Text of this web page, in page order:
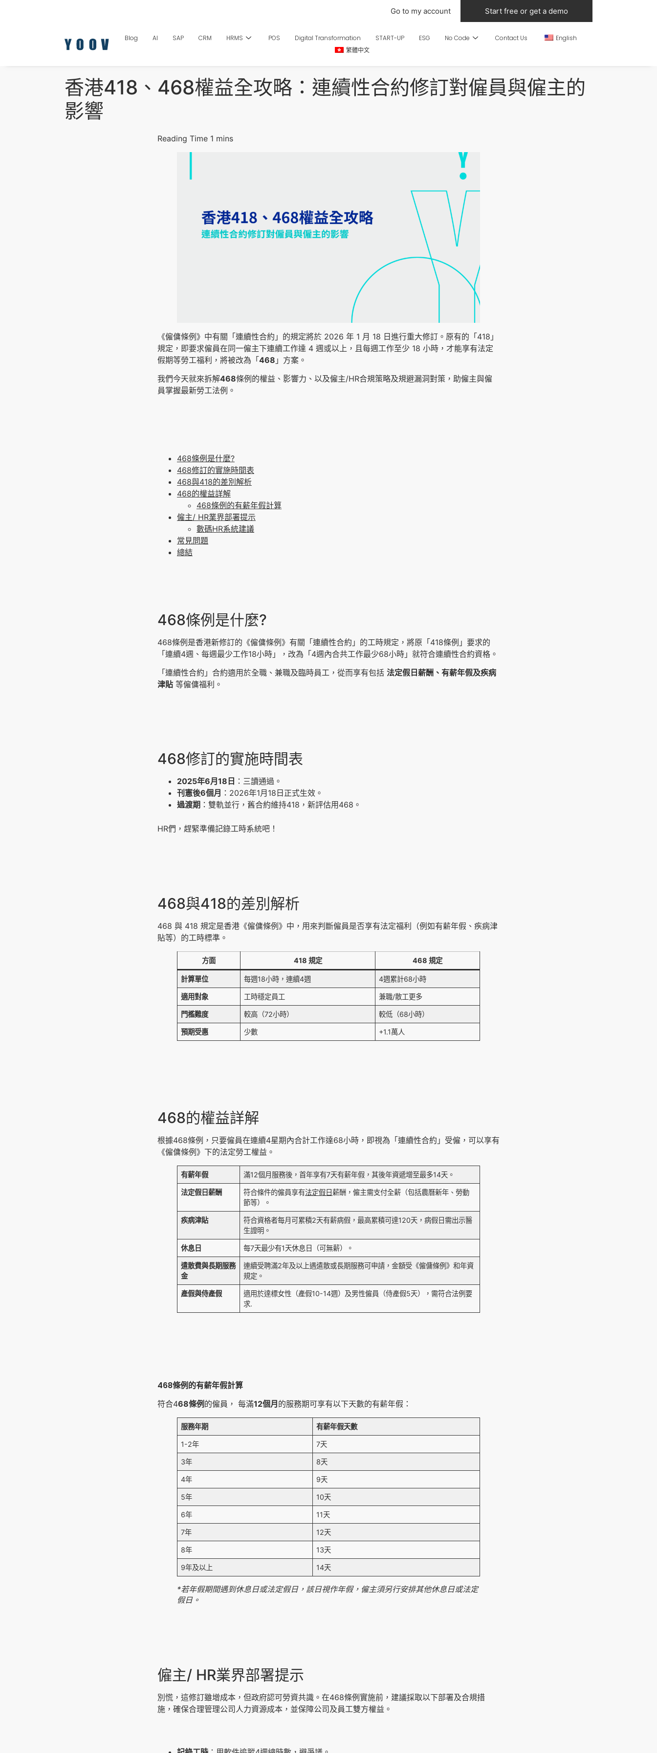
Go to my account Start free or get a demo
Blog AI SAP CRM HRMS POS Digital Transformation START-UP ESG No Code Contact Us
English
繁體中文
香港418、468權益全攻略：連續性合約修訂對僱員與僱主的
影響
《僱傭條例》中有關「連續性合約」的規定將於 2026 年 1 月 18 日進行重大修訂。原有的「418」
規定，即要求僱員在同一僱主下連續工作達 4 週或以上，且每週工作至少 18 小時，才能享有法定
假期等勞工福利，將被改為「468 」方案。
我們今天就來拆解468條例的權益、影響力、以及僱主/HR合規策略及規避漏洞對策，助僱主與僱
員掌握最新勞工法例。
468條例是什麼?
468修訂的實施時間表
468與418的差別解析
468的權益詳解
468條例的有薪年假計算
僱主/ HR業界部署提示
數碼HR系統建議
常見問題
總結
468條例是什麼?
468條例是香港新修訂的《僱傭條例》有關「連續性合約」的工時規定，將原「418條例」要求的
「連續4週、每週最少工作18小時」，改為「4週內合共工作最少68小時」就符合連續性合約資格。
「連續性合約」合約適用於全職、兼職及臨時員工，從而享有包括 法定假日薪酬、有薪年假及疾病
津貼 等僱傭福利。
468修訂的實施時間表
2025年6月18日 ：三讀通過。
刊憲後6個月 ：2026年1月18日正式生效。
過渡期 ：雙軌並行，舊合約維持418，新評估用468。
HR們，趕緊準備記錄工時系統吧！
468與418的差別解析
468 與 418 規定是香港《僱傭條例》中，用來判斷僱員是否享有法定福利（例如有薪年假、疾病津
貼等）的工時標準。
方面 418 規定 468 規定
計算單位 每週18小時，連續4週 4週累計68小時
適用對象 工時穩定員工 兼職/散工更多
門檻難度 較高（72小時） 較低（68小時）
預期受惠 少數 +1.1萬人
468的權益詳解
根據468條例，只要僱員在連續4星期內合計工作達68小時，即視為「連續性合約」受僱，可以享有
《僱傭條例》下的法定勞工權益。
有薪年假 滿12個月服務後，首年享有7天有薪年假，其後年資遞增至最多14天。
法定假日薪酬 符合條件的僱員享有法定假日薪酬，僱主需支付全薪（包括農曆新年、勞動
節等）。
疾病津貼
符合資格者每月可累積2天有薪病假，最高累積可達120天，病假日需出示醫
生證明。
休息日 每7天最少有1天休息日（可無薪）。
遣散費與長期服務
金
連續受聘滿2年及以上遇遣散或長期服務可申請，金額受《僱傭條例》和年資
規定。
產假與侍產假
適用於達標女性（產假10-14週）及男性僱員（侍產假5天），需符合法例要
求.
468條例的有薪年假計算
符合468條例 的僱員， 每滿12個月的服務期可享有以下天數的有薪年假：
服務年期 有薪年假天數
1-2年 7天
3年 8天
4年 9天
5年 10天
6年 11天
7年 12天
8年 13天
9年及以上 14天
*若年假期間遇到休息日或法定假日，該日視作年假，僱主須另行安排其他休息日或法定
假日。
僱主/ HR業界部署提示
別慌，這修訂雖增成本，但政府認可勞資共識。在468條例實施前，建議採取以下部署及合規措
施，確保合理管理公司人力資源成本，並保障公司及員工雙方權益。